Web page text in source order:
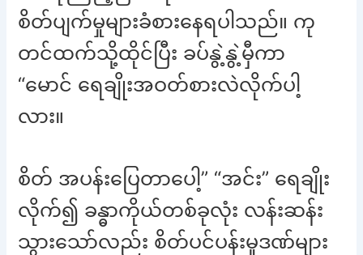
စိတ်ပျက်မှုများခံစားနေရပါသည်။ ကု
တင်ထက်သို့ထိုင်ပြီး ခပ်နွဲ့နွဲ့မှီကာ
“မောင် ရေချိုးအဝတ်စားလဲလိုက်ပါ့
လား။
စိတ် အပန်းပြေတာပေါ့” “အင်း” ရေချိုး
လိုက်၍ ခန္ဓာကိုယ်တစ်ခုလုံး လန်းဆန်း
သွားသော်လည်း စိတ်ပင်ပန်းမှုဒဏ်များ